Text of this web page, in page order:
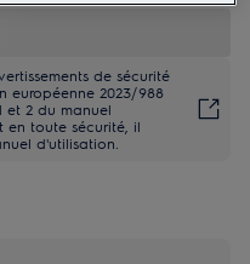
de sécurité
européenne 2023/988
et 2 du manuel
en toute sécurité, il
d'utilisation.